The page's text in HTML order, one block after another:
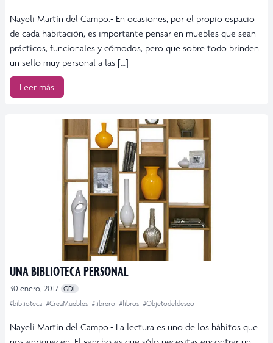
Nayeli Martín del Campo.- En ocasiones, por el propio espacio
de cada habitación, es importante pensar en muebles que sean
prácticos, funcionales y cómodos, pero que sobre todo brinden
un sello muy personal a las […]
Leer más
UNA BIBLIOTECA PERSONAL
30 enero, 2017 GDL
#biblioteca #CreaMuebles #librero #libros #Objetodeldeseo
Nayeli Martín del Campo.- La lectura es uno de los hábitos que